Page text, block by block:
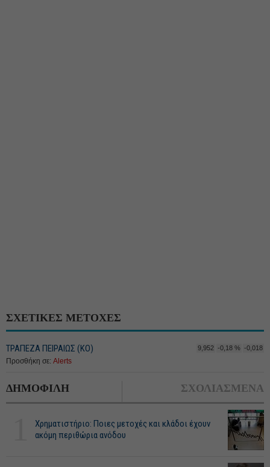
ΣΧΕΤΙΚΕΣ ΜΕΤΟΧΕΣ
ΤΡΑΠΕΖΑ ΠΕΙΡΑΙΩΣ (ΚΟ) 9,952 -0,18 % -0,018
Προσθήκη σε: Alerts
ΔΗΜΟΦΙΛΗ ΣΧΟΛΙΑΣΜΕΝΑ
Χρηματιστήριο: Ποιες μετοχές και κλάδοι έχουν
ακόμη περιθώρια ανόδου